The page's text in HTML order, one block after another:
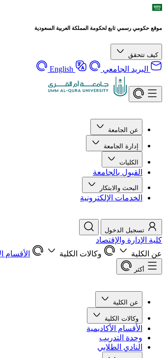
موقع حكومي رسمي تابع لحكومة المملكة العربية السعودية
كيف تتحقق
البريد الجامعي English
عن الجامعة
إدارة الجامعة
الكليات
القبول بالجامعة
البحث والابتكار
الخدمات الإلكترونية
تسجيل الدخول
كلية الإدارة والإقتصاد
عن الكلية
وكالات الكلية الأقسام
أكثر
عن الكلية
وكالات الكلية
الأقسام الأكاديمية
وحدة التدريب
النادي الطلابي